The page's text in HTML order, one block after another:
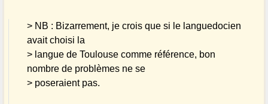
> NB : Bizarrement, je crois que si le languedocien
avait choisi la
> langue de Toulouse comme référence, bon
nombre de problèmes ne se
> poseraient pas.